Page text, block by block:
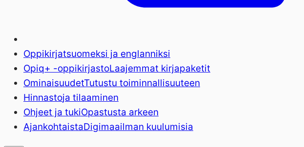
Oppikirjatsuomeksi ja englanniksi
Opiq+ -oppikirjastoLaajemmat kirjapaketit
OminaisuudetTutustu toiminnallisuuteen
Hinnastoja tilaaminen
Ohjeet ja tukiOpastusta arkeen
AjankohtaistaDigimaailman kuulumisia